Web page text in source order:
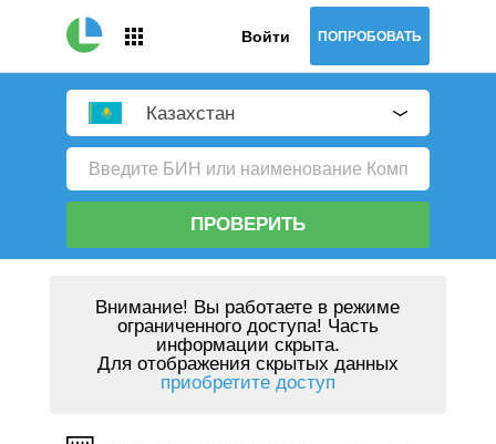
Войти ПОПРОБОВАТЬ
Казахстан
ПРОВЕРИТЬ
Внимание! Вы работаете в режиме
ограниченного доступа! Часть
информации скрыта.
Для отображения скрытых данных
приобретите доступ